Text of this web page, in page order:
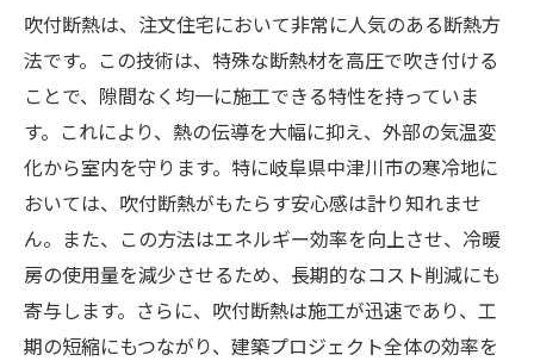
最適な断熱材の選び方
設計段階での注意点
施工の品質管理
アフターメンテナンスの重要性
地域の特性を考慮したプランニング
高断熱住宅のチェックポイント
吹付断熱の優位性岐阜県中津川市で快適な注文
住宅を建てる秘訣
吹付断熱と他の断熱方法の比較
吹付断熱は、注文住宅において非常に人気のある断熱方
法です。この技術は、特殊な断熱材を高圧で吹き付ける
ことで、隙間なく均一に施工できる特性を持っていま
す。これにより、熱の伝導を大幅に抑え、外部の気温変
化から室内を守ります。特に岐阜県中津川市の寒冷地に
おいては、吹付断熱がもたらす安心感は計り知れませ
ん。また、この方法はエネルギー効率を向上させ、冷暖
房の使用量を減少させるため、長期的なコスト削減にも
寄与します。さらに、吹付断熱は施工が迅速であり、工
期の短縮にもつながり、建築プロジェクト全体の効率を